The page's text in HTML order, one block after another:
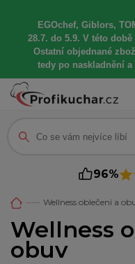
EGOchef, Giblors,
28.7. do 5.9. V této době
Ostatní objednané
tedy po naskladnění
96%
Wellness oblečení a
Wellness
obuv